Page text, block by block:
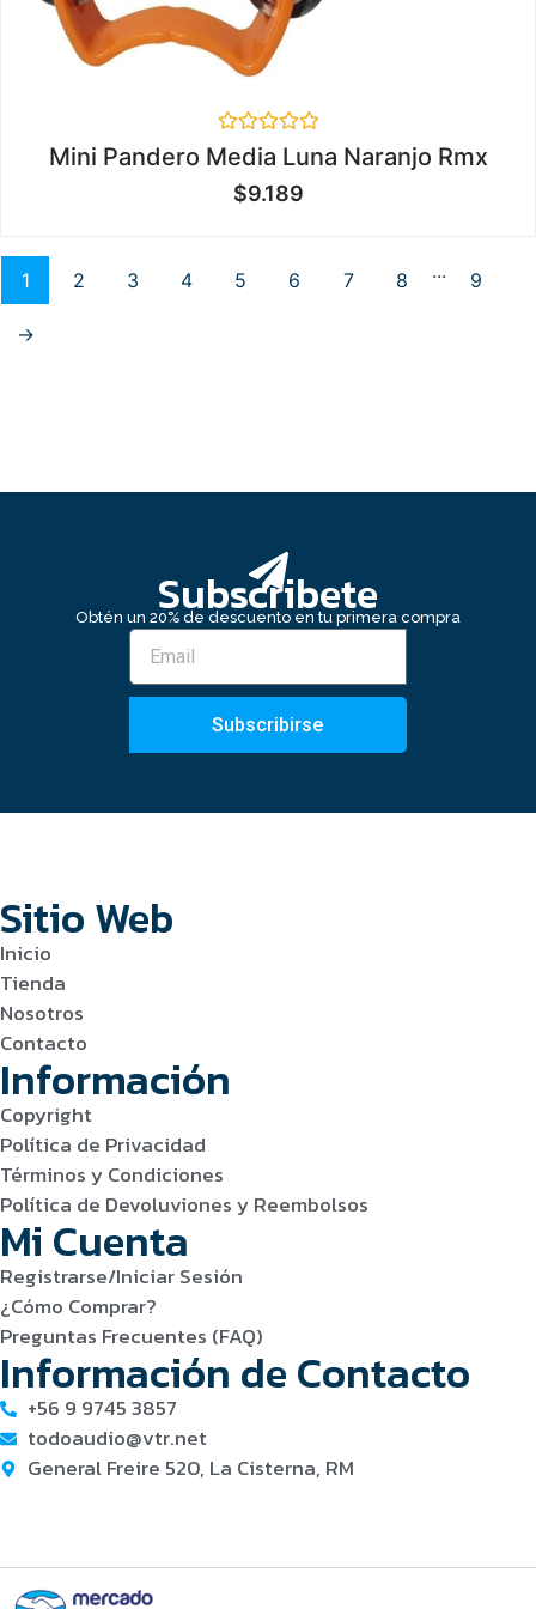
Valorado
en
de
Mini Pandero Media Luna Naranjo Rmx
$9.189
1 2 3 4 5 6 7 8 ... 9
→
Subscribete
Obtén un 20% de descuento en tu primera compra
Subscribirse
Sitio Web
Inicio
Tienda
Nosotros
Contacto
Información
Copyright
Política de Privacidad
Términos y Condiciones
Política de Devoluviones y Reembolsos
Mi Cuenta
Registrarse/Iniciar Sesión
¿Cómo Comprar?
Preguntas Frecuentes (FAQ)
Información de Contacto
+56 9 9745 3857
todoaudio@vtr.net
General Freire 520, La Cisterna, RM